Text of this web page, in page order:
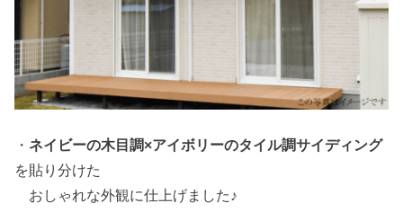
・ネイビーの木目調×アイボリーのタイル調サイディング
を貼り分けた
おしゃれな外観に仕上げました♪